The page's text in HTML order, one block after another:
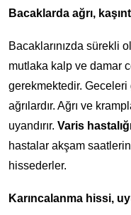
Bacaklarda ağrı,
Bacaklarınızda sürekli
mutlaka kalp ve damar
gerekmektedir. Geceleri
ağrılardır. Ağrı ve
uyandırır. Varis
hastalar akşam
hissederler.
Karıncalanma hissi,